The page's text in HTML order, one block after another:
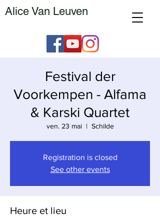
Alice Van Leuven
Festival der
Voorkempen - Alfama
& Karski Quartet
ven. 23 mai
  |
Schilde
Registration is closed
See other events
Heure et lieu